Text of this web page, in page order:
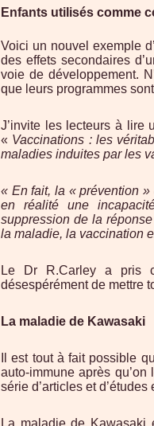
Enfants utilisés comme
Voici un nouvel exemple
des effets secondaires
voie de développement.
que leurs programmes
J’invite les lecteurs à lire
« Vaccinations : les
maladies induites par les
« En fait, la « prévention
en réalité une
suppression de la
la maladie, la vaccination
Le Dr R.Carley a pris
désespérément de mettre
La maladie de Kawasaki
Il est tout à fait possible
auto-immune après
série d’articles et
La maladie de Kawasaki